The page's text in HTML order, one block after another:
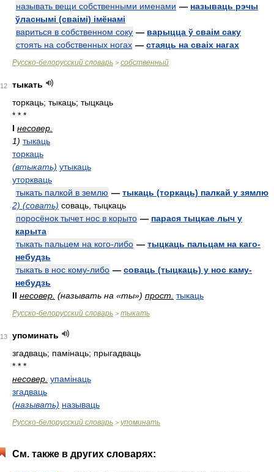
называть вещи собственными именами — называць рэчы
ўласнымі (сваімі) імёнамі
вариться в собственном соку — варыцца ў сваім саку
стоять на собственных ногах — стаяць на сваіх нагах
Русско-белорусский словарь > собственный
12
тыкать
торкаць; тыкаць; тыцкаць
* * *
I несовер.
1) тыкаць
торкаць
(втыкать) утыкаць
уторкваць
тыкать палкой в землю — тыкаць (торкаць) палкай у зямлю
2) (совать) соваць, тыцкаць
поросёнок тычет нос в корыто — парася тыцкае лыч у
карыта
тыкать пальцем на кого-либо — тыцкаць пальцам на каго-
небудзь
тыкать в нос кому-либо — соваць (тыцкаць) у нос каму-
небудзь
II несовер. (называть на «ты») прост. тыкаць
Русско-белорусский словарь > тыкать
13
упоминать
згадваць; памінаць; прыгадваць
* * *
несовер. упамінаць
згадваць
(называть) называць
Русско-белорусский словарь > упоминать
См. также в других словарях: